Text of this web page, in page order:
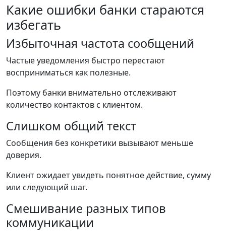
Какие ошибки банки стараются
избегать
Избыточная частота сообщений
Частые уведомления быстро перестают
восприниматься как полезные.
Поэтому банки внимательно отслеживают
количество контактов с клиентом.
Слишком общий текст
Сообщения без конкретики вызывают меньше
доверия.
Клиент ожидает увидеть понятное действие, сумму
или следующий шаг.
Смешивание разных типов
коммуникации